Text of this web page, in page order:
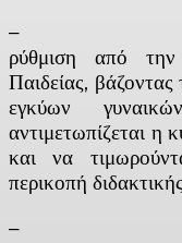
– Να
ρύθμιση από
Παιδείας, βάζοντας
εγκύων
αντιμετωπίζεται η
και να
περικοπή
– Να